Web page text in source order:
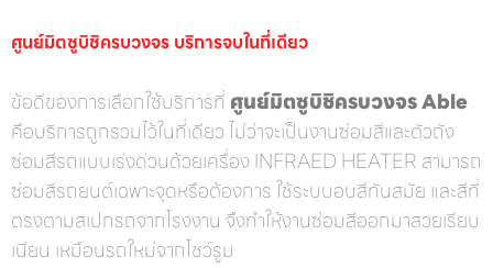
ศูนย์มิตซูบิชิครบวงจร บริการจบในที่เดียว
ข้อดีของการเลือกใช้บริการที่ ศูนย์มิตซูบิชิครบวงจร Able
คือบริการถูกรวมไว้ในที่เดียว ไม่ว่าจะเป็นงานซ่อมสีและตัวถัง
ซ่อมสีรถแบบเร่งด่วนด้วยเครื่อง INFRAED HEATER​ สามารถ
ซ่อมสีรถยนต์เฉพาะจุดหรือต้องการ ใช้ระบบอบสีทันสมัย และสีที่
ตรงตามสเปกรถจากโรงงาน จึงทำให้งานซ่อมสีออกมาสวยเรียบ
เนียน เหมือนรถใหม่จากโชว์รูม